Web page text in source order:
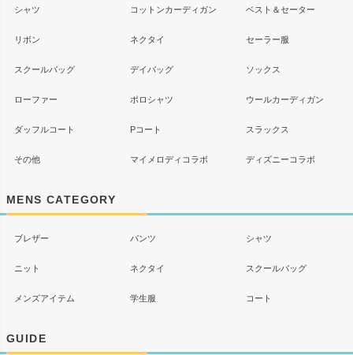
シャツ コットンカーディガン ベスト＆セーター
リボン ネクタイ セーラー服
スクールバッグ デイバッグ ソックス
ローファー ポロシャツ ウールカーディガン
ダッフルコート Pコート スラックス
その他 マイメロディコラボ ディズニーコラボ
MENS CATEGORY
ブレザー パンツ シャツ
ニット ネクタイ スクールバッグ
メンズアイテム 学生服 コート
GUIDE